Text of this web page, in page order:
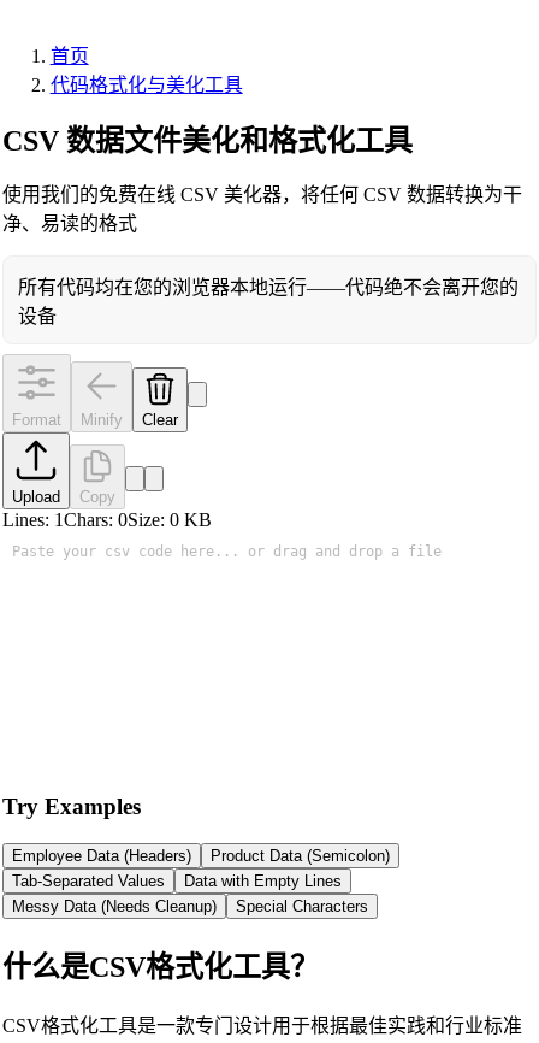
首页
代码格式化与美化工具
CSV 数据文件美化和格式化工具
使用我们的免费在线 CSV 美化器，将任何 CSV 数据转换为干
净、易读的格式
所有代码均在您的浏览器本地运行——代码绝不会离开您的
设备
Format Minify Clear
Upload Copy
Lines: 1Chars: 0Size: 0KB
Try Examples
Employee Data (Headers)
Product Data (Semicolon)
Tab-Separated Values
Data with Empty Lines
Messy Data (Needs Cleanup)
Special Characters
什么是CSV格式化工具？
CSV格式化工具是一款专门设计用于根据最佳实践和行业标准